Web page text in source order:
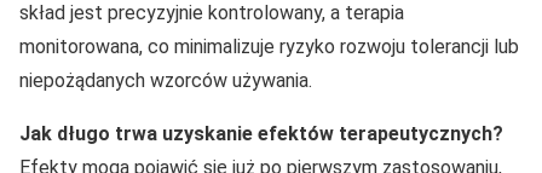
skład jest precyzyjnie kontrolowany, a terapia
monitorowana, co minimalizuje ryzyko rozwoju tolerancji lub
niepożądanych wzorców używania.
Jak długo trwa uzyskanie efektów terapeutycznych?
Efekty mogą pojawić się już po pierwszym zastosowaniu,